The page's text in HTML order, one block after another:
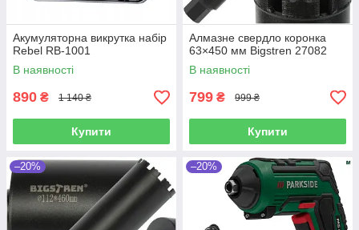
Акумуляторна викрутка набір
Rebel RB-1001
В наявності
890 ₴ 1 140 ₴
Купити
Алмазне свердло коронка
63×450 мм Bigstren 27082
В наявності
799 ₴ 999 ₴
Купити
–20% –20%